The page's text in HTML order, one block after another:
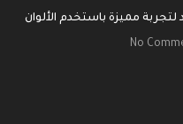
مميزة باستخدم الألوان
No